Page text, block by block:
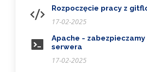
Rozpoczęcie pracy z
17-02-2025
Apache - zabezpieczamy
serwera
17-02-2025